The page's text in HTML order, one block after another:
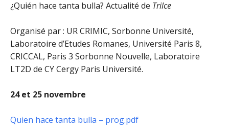
¿Quién hace tanta bulla? Actualité de Trilce
Organisé par : UR CRIMIC, Sorbonne Université,
Laboratoire d’Etudes Romanes, Université Paris 8,
CRICCAL, Paris 3 Sorbonne Nouvelle, Laboratoire
LT2D de CY Cergy Paris Université.
24 et 25 novembre
Quien hace tanta bulla – prog.pdf